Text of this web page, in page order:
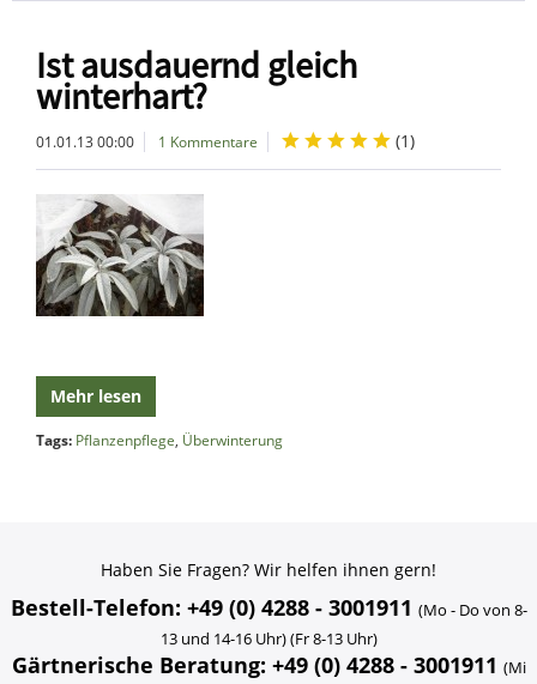
Ist ausdauernd gleich
winterhart?
01.01.13 00:00 1 Kommentare (1)
Mehr lesen
Tags: Pflanzenpflege, Überwinterung
Haben Sie Fragen? Wir helfen ihnen gern!
Bestell-Telefon: +49 (0) 4288 - 3001911 (Mo - Do von 8-
13 und 14-16 Uhr) (Fr 8-13 Uhr)
Gärtnerische Beratung: +49 (0) 4288 - 3001911 (Mi